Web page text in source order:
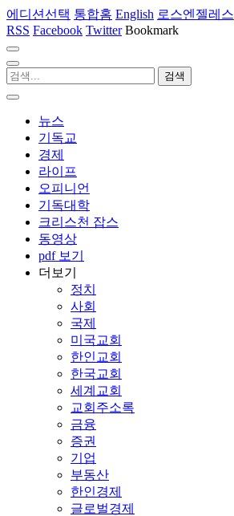
에디션선택 통합홈 English 로스엔젤레스
RSS Facebook Twitter Bookmark
뉴스
기독교
경제
라이프
오피니언
기독대학
크리스천 잡스
동영상
pdf 보기
더보기
정치
사회
국제
미국교회
한인교회
한국교회
세계교회
교회주소록
금융
증권
기업
부동산
한인경제
글로벌경제